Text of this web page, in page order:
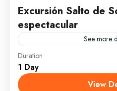
Excursión Salto de
espectacular
See more
Monte Plata
1 Person
Duration
1 Day
View